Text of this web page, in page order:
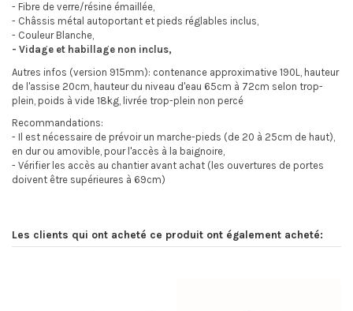
- Fibre de verre/résine émaillée,
- Châssis métal autoportant et pieds réglables inclus,
- Couleur Blanche,
- Vidage et habillage non inclus,
Autres infos (version 915mm): contenance approximative 190L, hauteur
de l'assise 20cm, hauteur du niveau d'eau 65cm à 72cm selon trop-
plein, poids à vide 18kg, livrée trop-plein non percé
Recommandations:
- Il est nécessaire de prévoir un marche-pieds (de 20 à 25cm de haut),
en dur ou amovible, pour l'accès à la baignoire,
- Vérifier les accès au chantier avant achat (les ouvertures de portes
doivent être supérieures à 69cm)
Les clients qui ont acheté ce produit ont également acheté: